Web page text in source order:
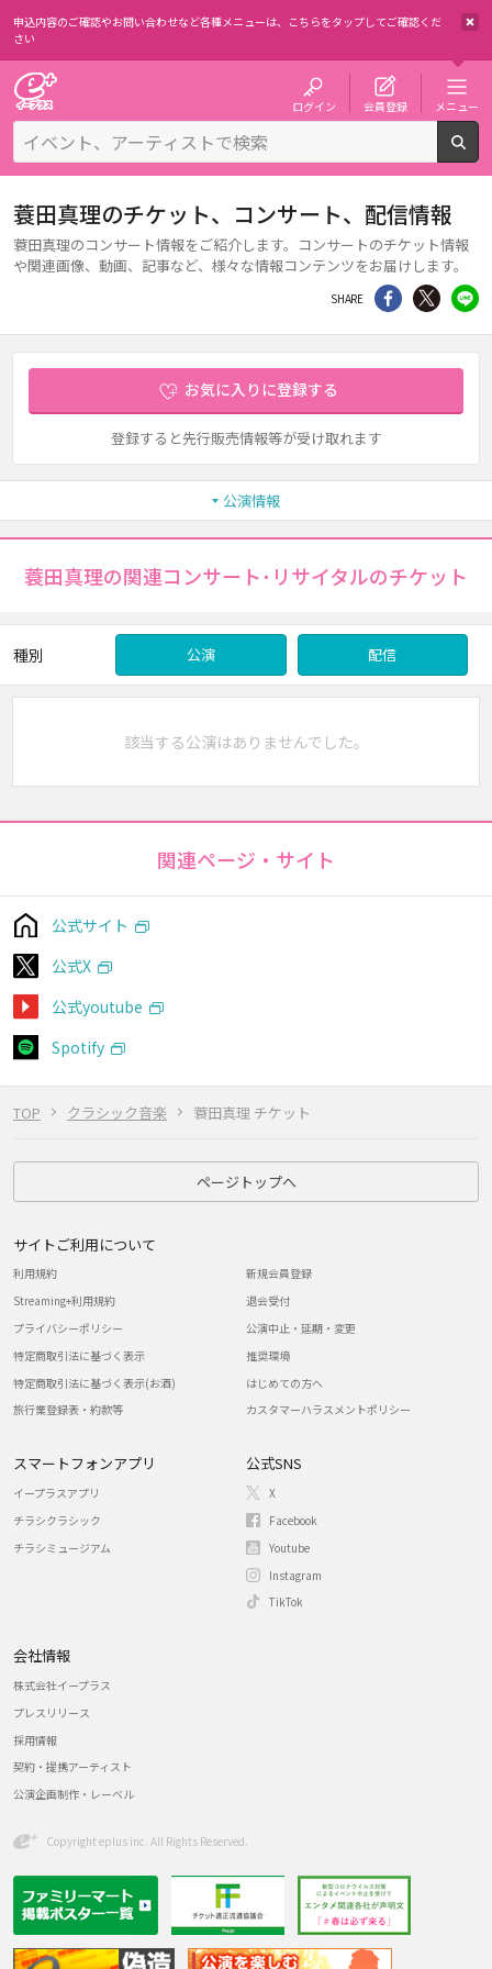
申込内容のご確認やお問い合わせなど各種メニューは、 こちらをタップしてご確認くだ
さい
ログイン 会員登録 メニュー
TOP クラシック音楽 蓑田真理 チケット
蓑田真理のチケット、コンサート、配信情報
蓑田真理のコンサート情報をご紹介します。コンサートのチケット情報
や関連画像、動画、記事など、様々な情報コンテンツをお届けします。
SHARE シェア Twitter
お気に入りに登録する
登録すると先行販売情報等が受け取れます
公演情報
蓑田真理の関連コンサート･リサイタルのチケット
種別 公演 配信
該当する公演はありませんでした。
関連ページ・サイト
公式サイト
公式X
公式youtube
Spotify
ページトップへ
サイトご利用について
利用規約
Streaming+利用規約
プライバシーポリシー
特定商取引法に基づく表示
特定商取引法に基づく表示(お酒)
旅行業登録表・約款等
新規会員登録
退会受付
公演中止・延期・変更
推奨環境
はじめての方へ
カスタマーハラスメントポリシー
スマートフォンアプリ
イープラスアプリ
チラシクラシック
チラシミュージアム
公式SNS
X
Facebook
Youtube
Instagram
TikTok
会社情報
株式会社イープラス
プレスリリース
採用情報
契約・提携アーティスト
公演企画制作・レーベル
Copyright eplus inc. All Rights Reserved.